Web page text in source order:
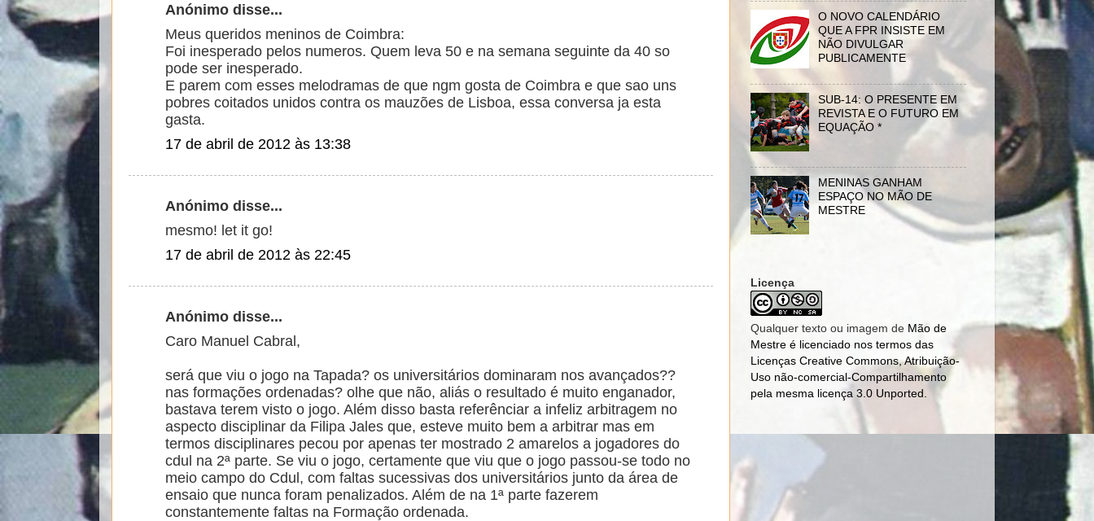
Anónimo disse...
Meus queridos meninos de Coimbra:
Foi inesperado pelos numeros. Quem leva 50 e na semana seguinte da 40 so
pode ser inesperado.
E parem com esses melodramas de que ngm gosta de Coimbra e que sao uns
pobres coitados unidos contra os mauzões de Lisboa, essa conversa ja esta
gasta.
17 de abril de 2012 às 13:38
Anónimo disse...
mesmo! let it go!
17 de abril de 2012 às 22:45
Anónimo disse...
Caro Manuel Cabral,
será que viu o jogo na Tapada? os universitários dominaram nos avançados??
nas formações ordenadas? olhe que não, aliás o resultado é muito enganador,
bastava terem visto o jogo. Além disso basta referênciar a infeliz arbitragem no
aspecto disciplinar da Filipa Jales que, esteve muito bem a arbitrar mas em
termos disciplinares pecou por apenas ter mostrado 2 amarelos a jogadores do
cdul na 2ª parte. Se viu o jogo, certamente que viu que o jogo passou-se todo no
meio campo do Cdul, com faltas sucessivas dos universitários junto da área de
ensaio que nunca foram penalizados. Além de na 1ª parte fazerem
constantemente faltas na Formação ordenada.
O NOVO CALENDÁRIO
QUE A FPR INSISTE EM
NÃO DIVULGAR
PUBLICAMENTE
SUB-14: O PRESENTE EM
REVISTA E O FUTURO EM
EQUAÇÃO *
MENINAS GANHAM
ESPAÇO NO MÃO DE
MESTRE
Licença
Qualquer texto ou imagem de Mão de
Mestre é licenciado nos termos das
Licenças Creative Commons, Atribuição-
Uso não-comercial-Compartilhamento
pela mesma licença 3.0 Unported.